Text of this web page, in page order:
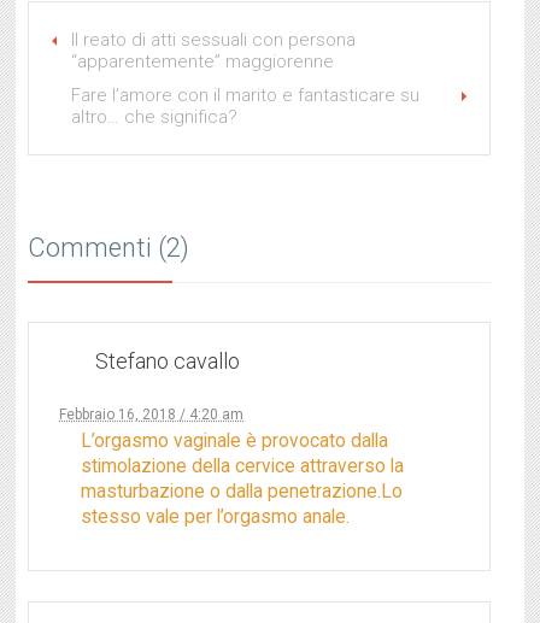
Il reato di atti sessuali con persona
“apparentemente” maggiorenne
Fare l’amore con il marito e fantasticare su
altro… che significa?
Commenti (2)
Stefano cavallo
Febbraio 16, 2018 / 4:20 am
L’orgasmo vaginale è provocato dalla
stimolazione della cervice attraverso la
masturbazione o dalla penetrazione.Lo
stesso vale per l’orgasmo anale.